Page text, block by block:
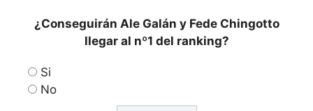
¿Conseguirán Ale Galán y Fede Chingotto
llegar al nº1 del ranking?
Si
No